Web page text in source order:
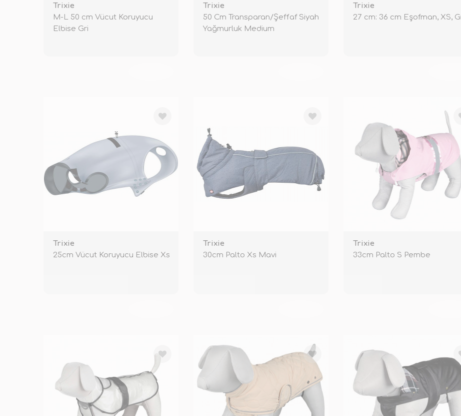
Trixie
M-L 50 cm Vücut Koruyucu
Elbise Gri
Trixie
50 Cm Transparan/Şeffaf Siyah
Yağmurluk Medium
Trixie
27 cm: 36 cm Eşofman, XS,
Trixie
25cm Vücut Koruyucu Elbise Xs
Trixie
30cm Palto Xs Mavi
Trixie
33cm Palto S Pembe